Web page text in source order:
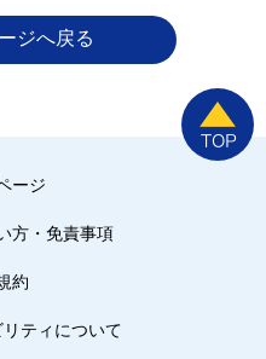
ジへ戻る
ージ
方・免責事項
約
ティについて